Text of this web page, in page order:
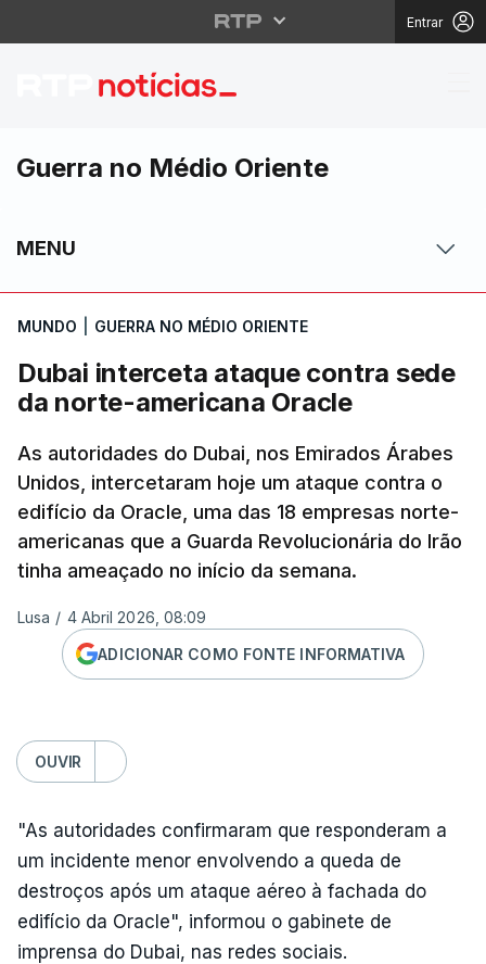
Entrar
Dubai interceta
Guerra no Médio Oriente
MENU
MUNDO GUERRA NO MÉDIO ORIENTE
Dubai interceta ataque contra sede
da norte-americana Oracle
As autoridades do Dubai, nos Emirados Árabes
Unidos, intercetaram hoje um ataque contra o
edifício da Oracle, uma das 18 empresas norte-
americanas que a Guarda Revolucionária do Irão
tinha ameaçado no início da semana.
Lusa / 4 Abril 2026, 08:09
ADICIONAR COMO FONTE INFORMATIVA
OUVIR
"As autoridades confirmaram que responderam a
um incidente menor envolvendo a queda de
destroços após um ataque aéreo à fachada do
edifício da Oracle", informou o gabinete de
imprensa do Dubai, nas redes sociais.